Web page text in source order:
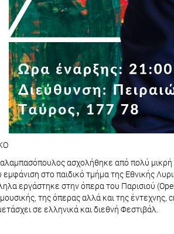
ασχολήθηκε από πολύ μικρή
στο παιδικό τμήμα της Εθνικής
εργάστηκε στην όπερα του Παρισιού
της όπερας αλλά και της έντεχνης,
σε ελληνικά και διεθνή Φεστιβάλ.